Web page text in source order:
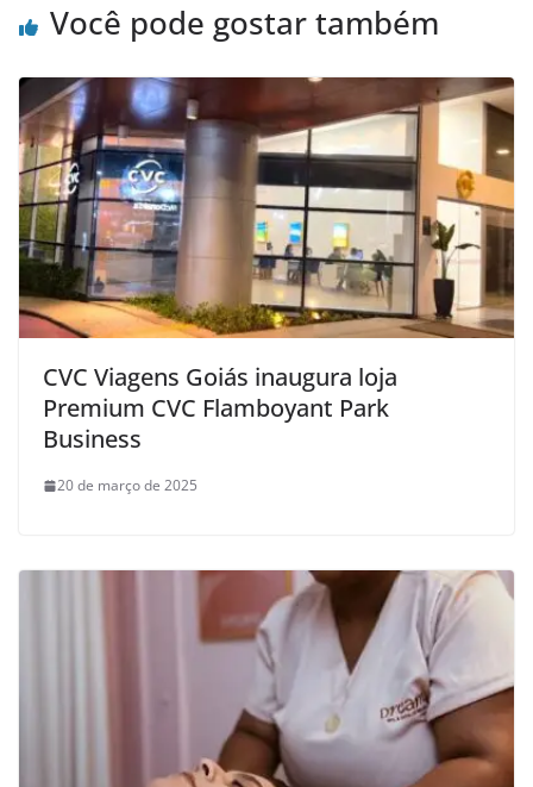
Você pode gostar também
CVC Viagens Goiás inaugura loja
Premium CVC Flamboyant Park
Business
20 de março de 2025